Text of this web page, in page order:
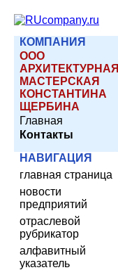
КОМПАНИЯ
ООО
АРХИТЕКТУРНАЯ
МАСТЕРСКАЯ
КОНСТАНТИНА
ЩЕРБИНА
Главная
Контакты
НАВИГАЦИЯ
главная страница
новости
предприятий
отраслевой
рубрикатор
алфавитный
указатель